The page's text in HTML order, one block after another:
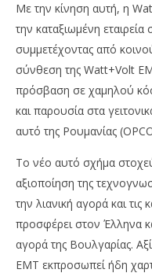
Με την κίνηση αυτή, η
την καταξιωμένη
συμμετέχοντας από
σύνθεση της Watt+Volt
πρόσβαση σε χαμηλού
και παρουσία στα
αυτό της Ρουμανίας
Το νέο αυτό σχήμα
αξιοποίηση της
την λιανική αγορά και
προσφέρει στον Έλληνα
αγορά της Βουλγαρίας.
ΕΜΤ εκπροσωπεί ήδη